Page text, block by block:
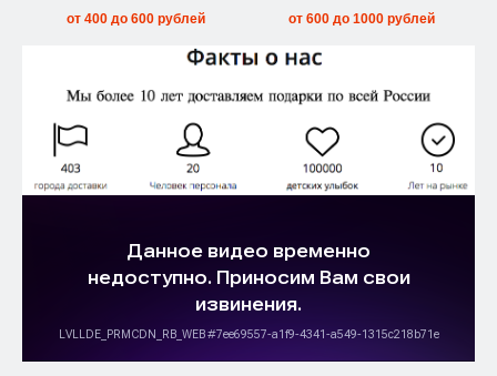
от 400 до 600 рублей от 600 до 1000 рублей